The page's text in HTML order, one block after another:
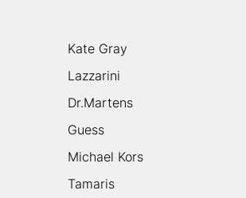
Kate Gray
Lazzarini
Dr.Martens
Guess
Michael Kors
Tamaris